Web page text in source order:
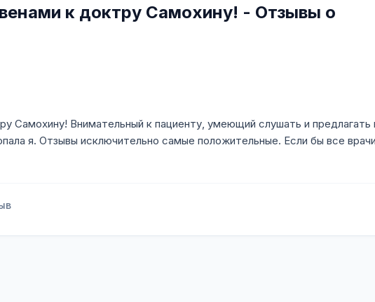
к доктру Самохину! - Отзывы о
Самохину! Внимательный к пациенту, умеющий слушать и предлагать
я. Отзывы исключительно самые положительные. Если бы все